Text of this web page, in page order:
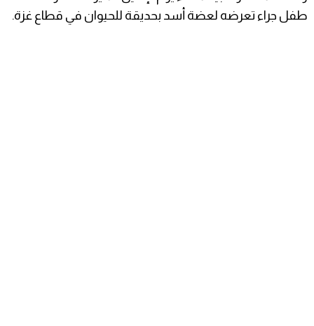
طفل جراء تعرضه لعضة أسد بحديقة للحيوان في قطاع غزة.